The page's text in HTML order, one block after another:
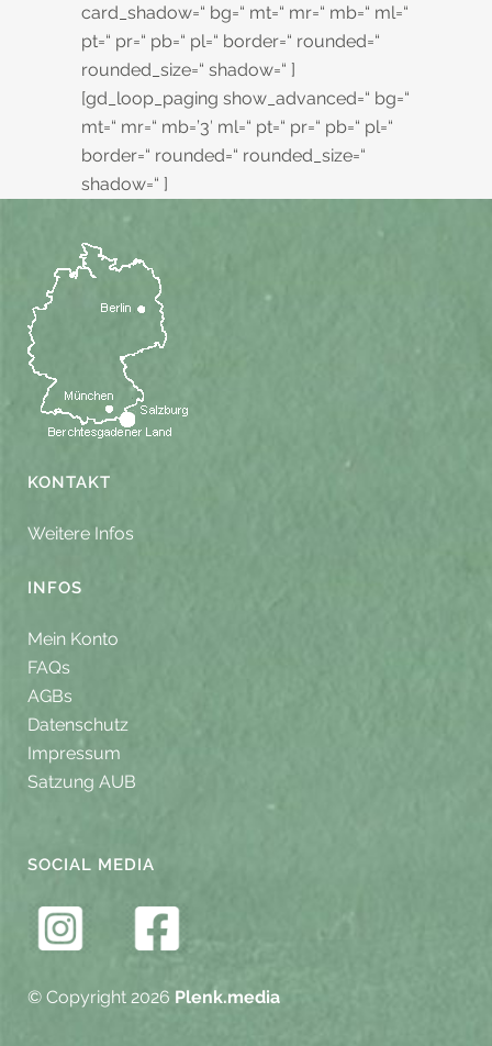
card_shadow=“ bg=“ mt=“ mr=“ mb=“ ml=“
pt=“ pr=“ pb=“ pl=“ border=“ rounded=“
rounded_size=“ shadow=“ ]
[gd_loop_paging show_advanced=“ bg=“
mt=“ mr=“ mb=’3′ ml=“ pt=“ pr=“ pb=“ pl=“
border=“ rounded=“ rounded_size=“
shadow=“ ]
KONTAKT
Weitere Infos
INFOS
Mein Konto
FAQs
AGBs
Datenschutz
Impressum
Satzung AUB
SOCIAL MEDIA
© Copyright 2026 Plenk.media